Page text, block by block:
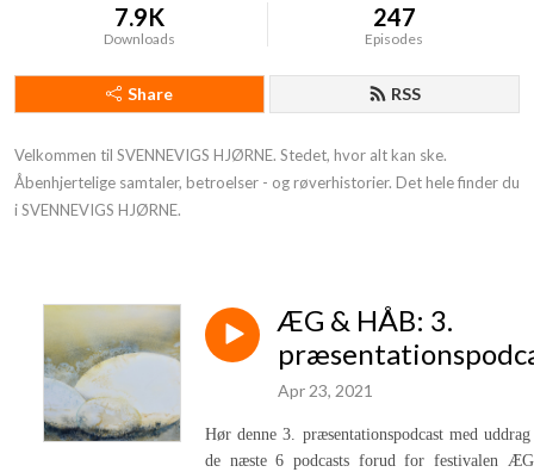
7.9K
Downloads
247
Episodes
Share RSS
Velkommen til SVENNEVIGS HJØRNE. Stedet, hvor alt kan ske.
Åbenhjertelige samtaler, betroelser - og røverhistorier. Det hele finder du
i SVENNEVIGS HJØRNE.
ÆG & HÅB: 3.
Apr 23, 2021
Hør denne 3. præsentationspodcast med
de næste 6 podcasts forud for festivalen